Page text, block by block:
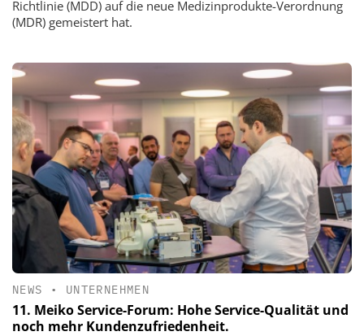
Richtlinie (MDD) auf die neue Medizinprodukte-Verordnung
(MDR) gemeistert hat.
NEWS • UNTERNEHMEN
11. Meiko Service-Forum: Hohe Service-Qualität und
noch mehr Kundenzufriedenheit.